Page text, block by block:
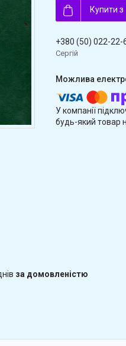
Купити з
+380 (50) 022-22-
Сергій
У компанії
будь-який товар
за домовленістю